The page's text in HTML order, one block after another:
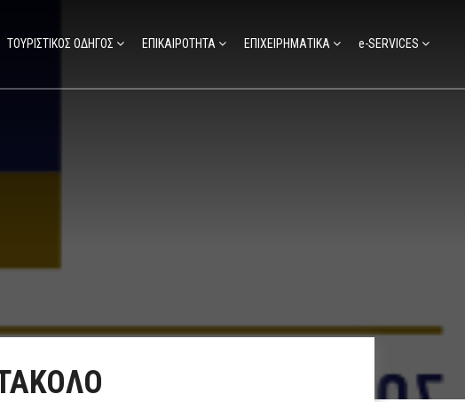
ΤΟΥΡΙΣΤΙΚΟΣ ΟΔΗΓΟΣ ΕΠΙΚΑΙΡΟΤΗΤΑ ΕΠΙΧΕΙΡΗΜΑΤΙΚΑ e-SERVICES